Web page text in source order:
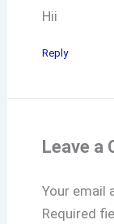
Hii
Reply
Leave a
Your email
Required